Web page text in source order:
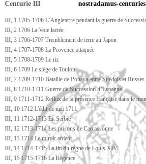
Centurie III
III, 1 1705-1706 L’Angleterre pendant la guerre de
III, 2 1706 La Voie lactée
III, 3 1706-1707 Tremblement de terre au Japon
III, 4 1707-1708 La Provence attaquée
III, 5 1708-1709 Le riz
III, 6 1709 Le siège de Toulon
III, 7 1709-1710 Bataille de Poltava entre Suédois et Russes
III, 8 1710-1711 Guerre de Succession d’Espagne
III, 9 1711-1712 Reflux de la présence française dans le
III, 10 1712 L'édit de mai 1711
III, 11 1712-1713 En Serbie
III, 12 1713-1714 Les prisons de Carcassonne
III, 13 1714 Le miroir ardent
III, 14 1714-1715 La fin du règne de Louis XIV
III, 15 1715-1716 La Régence
nostradamus-